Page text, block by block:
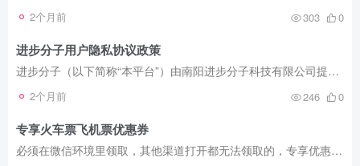
2个月前 303 0
进步分子用户隐私协议政策
进步分子（以下简称“本平台”）由南阳进步分子科技有限公司提供服务，本平台十分重视用户的隐私。您在使用我们的服务时，我们会收集和使用您的相关个人信息及用户信息（以下统称为“信息”）。...
2个月前 246 0
专享火车票飞机票优惠券
必须在微信环境里领取，其他渠道打开都无法领取的，专享优惠券，每15天可以领取一次，本轮申请到的有效期到2024.12.31日，如果到期不能领取，可以联系群主再去申请。 先领券，再下单，多少是能...